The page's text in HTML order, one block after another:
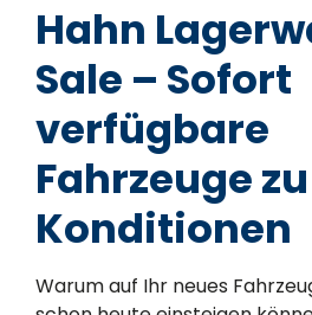
Hahn
Sale – Sofort
verfügbare
Fahrzeuge
Konditionen
Warum auf Ihr neues